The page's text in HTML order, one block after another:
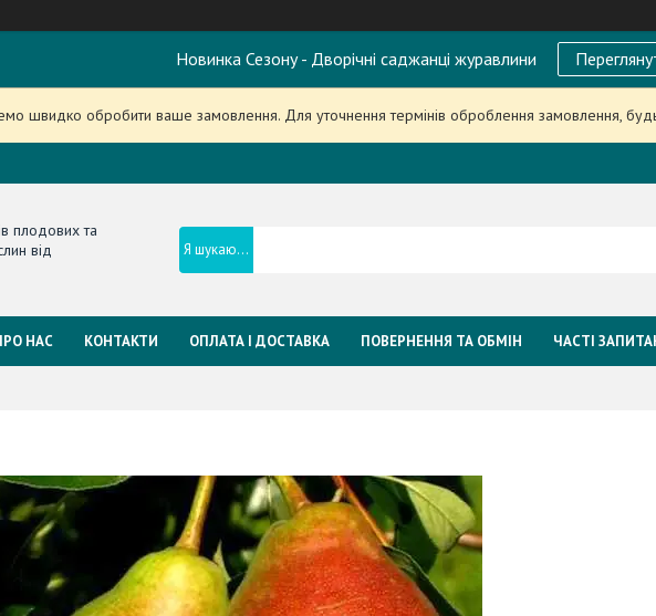
Новинка Сезону - Дворічні саджанці журавлини
швидко обробити ваше замовлення. Для уточнення термінів оброблення замовлення,
плодових та
від
НАС КОНТАКТИ ОПЛАТА І ДОСТАВКА ПОВЕРНЕННЯ ТА ОБМІН ЧАСТІ